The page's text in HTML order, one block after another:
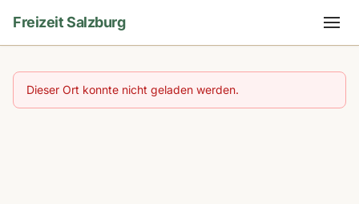
Freizeit Salzburg
Dieser Ort konnte nicht geladen werden.